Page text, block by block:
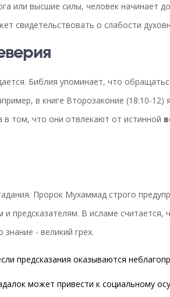
или высшие силы, человек начинает
свидетельствовать о слабости
Библия упоминает, что
в книге Второзаконие (18:10-12)
в том, что они отвлекают от истинной
Пророк Мухаммад строго
предсказателям. В исламе считается,
- великий грех.
предсказания оказываются
может привести к социальному